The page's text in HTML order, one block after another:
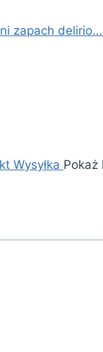
zapach delirio…
Wysyłka Pokaż